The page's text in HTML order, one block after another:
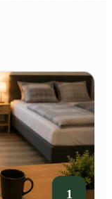
1